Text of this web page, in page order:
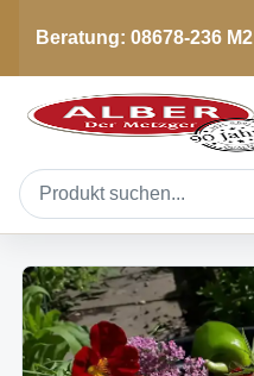
Beratung: 08678-236 M2